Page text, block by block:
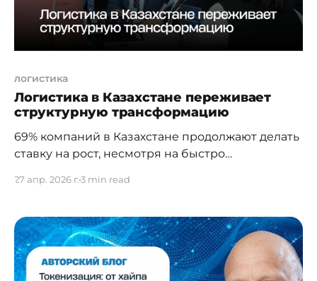
логистика
Логистика в Казахстане переживает
структурную трансформацию
69% компаний в Казахстане продолжают делать
ставку на рост, несмотря на быстро
давление на маржинальность, издержки и
были представлены на LogForum Asia 2026
прошедшем 20-23 апреля в Алматы. Даже на
фоне усиливающейся турбулентности
компании не переходят к стратегии сжатия
27 апр. 2026 г.3 min read